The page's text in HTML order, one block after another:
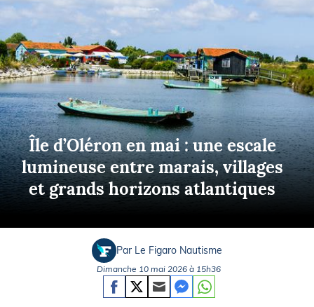
Île d’Oléron en mai : une escale
lumineuse entre marais, villages
et grands horizons atlantiques
Par Le Figaro Nautisme
Dimanche 10 mai 2026 à 15h36